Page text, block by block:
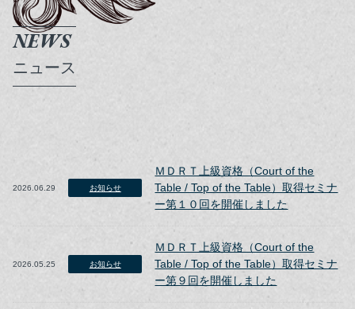
NEWS
ニュース
2026.06.29 お知らせ
ＭＤＲＴ上級資格（Court of the
Table / Top of the Table）取得セミナ
ー第１０回を開催しました
2026.05.25 お知らせ
ＭＤＲＴ上級資格（Court of the
Table / Top of the Table）取得セミナ
ー第９回を開催しました